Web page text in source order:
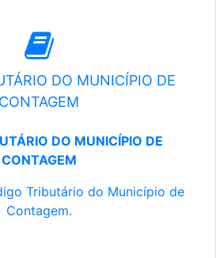
DO MUNICÍPIO DE
CONTAGEM
DO MUNICÍPIO DE
CONTAGEM
Tributário do Município de
Contagem.